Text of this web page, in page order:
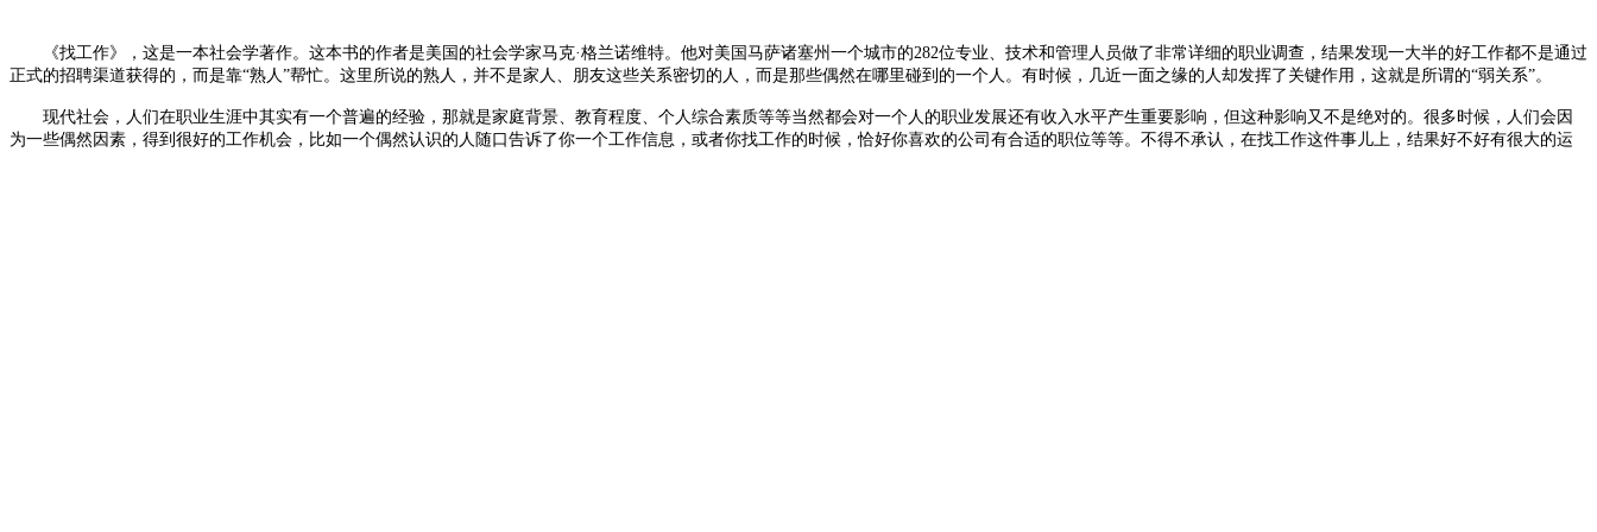
《找工作》，这是一本社会学著作。这本书的作者是美国的社会学家马克·格兰诺维特。他对美国马萨诸塞州一个城市的282位专业、技术和管理人员做了非常详细的职业调查，结果发现一大半的好工作都不是通过
正式的招聘渠道获得的，而是靠“熟人”帮忙。这里所说的熟人，并不是家人、朋友这些关系密切的人，而是那些偶然在哪里碰到的一个人。有时候，几近一面之缘的人却发挥了关键作用，这就是所谓的“弱关系”。
现代社会，人们在职业生涯中其实有一个普遍的经验，那就是家庭背景、教育程度、个人综合素质等等当然都会对一个人的职业发展还有收入水平产生重要影响，但这种影响又不是绝对的。很多时候，人们会因
为一些偶然因素，得到很好的工作机会，比如一个偶然认识的人随口告诉了你一个工作信息，或者你找工作的时候，恰好你喜欢的公司有合适的职位等等。不得不承认，在找工作这件事儿上，结果好不好有很大的运